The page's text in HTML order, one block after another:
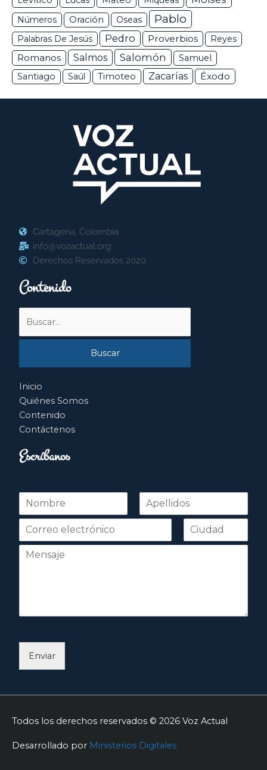
Números Oración Oseas Pablo
Palabras De Jesús Pedro Proverbios Reyes
Romanos Salmos Salomón
Samuel
Santiago
Saúl Timoteo Zacarías Éxodo
Cartagena, Colombia
info@vozactual.org
Derechos Reservados 2020
Contenido
por:
Inicio
Quiénes Somos
Contenido
Contáctenos
Escríbanos
N
m
r
Nombre Apellidos
Enviar
Todos los derechos reservados © 2026 Voz Actual
Desarrollado por Ministerios Digitales